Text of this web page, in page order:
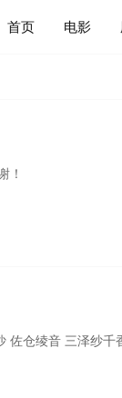
首页 电影
！
所梓 吉田有里 丰田萌绘 黑泽朋世 进藤天音 直田姬奈 西尾夕香 mika 岛村绚沙